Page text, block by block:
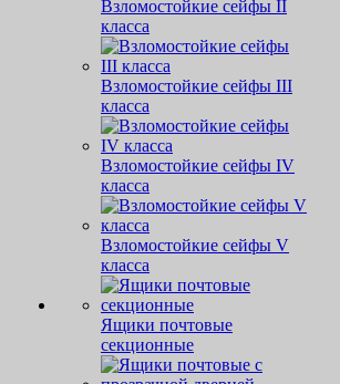
Взломостойкие сейфы II
класса
Взломостойкие сейфы III
класса
Взломостойкие сейфы IV
класса
Взломостойкие сейфы V
класса
Ящики почтовые
секционные